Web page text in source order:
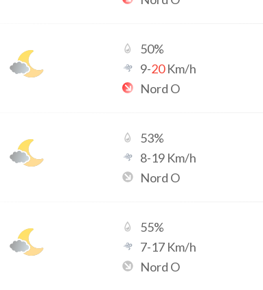
50%
9-20Km/h
Nord O
53%
8-19 Km/h
Nord O
55%
7-17 Km/h
Nord O